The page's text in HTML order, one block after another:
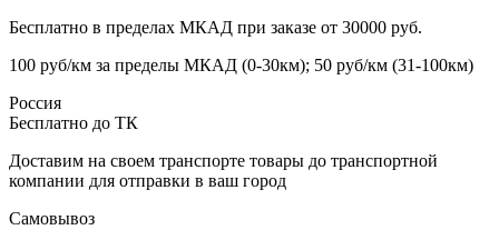
Бесплатно в пределах МКАД при заказе от 30000 руб.
100 руб/км за пределы МКАД (0-30км); 50 руб/км (31-100км)
Россия
Бесплатно до ТК
Доставим на своем транспорте товары до транспортной
компании для отправки в ваш город
Самовывоз